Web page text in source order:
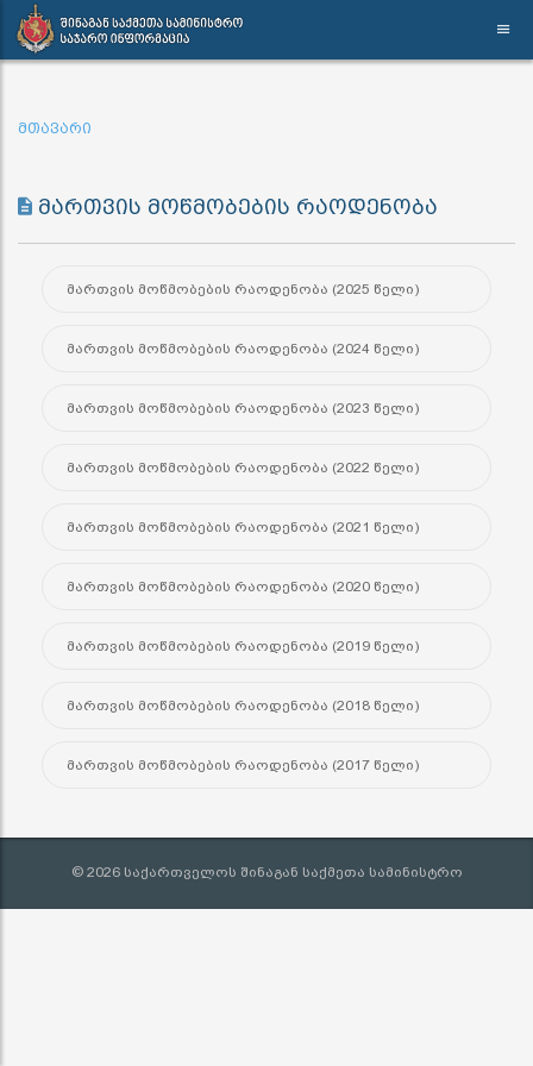
მთავარი
მართვის მოწმობების რაოდენობა
მართვის მოწმობების რაოდენობა (2025 წელი)
მართვის მოწმობების რაოდენობა (2024 წელი)
მართვის მოწმობების რაოდენობა (2023 წელი)
მართვის მოწმობების რაოდენობა (2022 წელი)
მართვის მოწმობების რაოდენობა (2021 წელი)
მართვის მოწმობების რაოდენობა (2020 წელი)
მართვის მოწმობების რაოდენობა (2019 წელი)
მართვის მოწმობების რაოდენობა (2018 წელი)
მართვის მოწმობების რაოდენობა (2017 წელი)
© 2026 საქართველოს შინაგან საქმეთა სამინისტრო